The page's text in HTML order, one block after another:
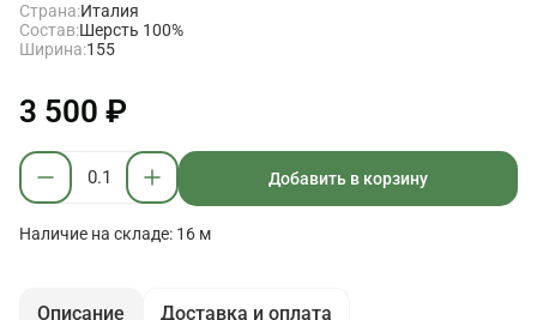
Страна:Италия
Состав:Шерсть 100%
Ширина:155
3 500 ₽
Добавить в корзину
Наличие на складе: 16 м
Описание Доставка и оплата